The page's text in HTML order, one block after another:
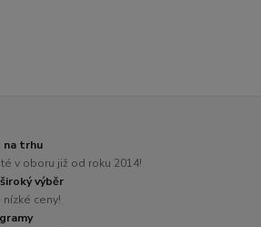
na trhu
v oboru již od roku 2014!
výběr
ceny!